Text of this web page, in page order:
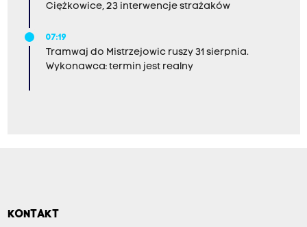
Ciężkowice, 23 interwencje strażaków
07:19
Tramwaj do Mistrzejowic ruszy 31 sierpnia.
Wykonawca: termin jest realny
KONTAKT